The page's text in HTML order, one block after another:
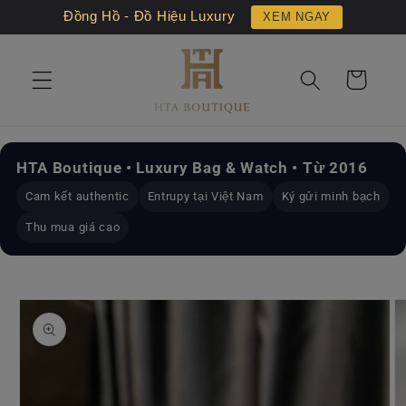
Đồng Hồ - Đồ Hiệu Luxury XEM NGAY
đến nội
Giỏ
hàng
HTA Boutique • Luxury Bag & Watch • Từ 2016
Cam kết authentic Entrupy tại Việt Nam Ký gửi minh bạch
Thu mua giá cao
đến
thông
tin sản